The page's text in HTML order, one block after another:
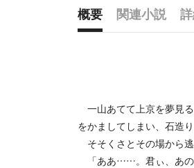
概要 関連小説
一山あてて上京を夢見
をかましてしまい、石造
そそくさとその場から
「ああ……。君ぃ、あの